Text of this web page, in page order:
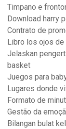
Timpano e
Download harry
Contrato de
Libro los ojos
Jelaskan
basket
Juegos para
Lugares donde
Formato de
Gestão da
Bilangan bulat